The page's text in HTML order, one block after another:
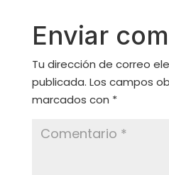
Enviar
Tu dirección de correo
publicada. Los campos
marcados con *